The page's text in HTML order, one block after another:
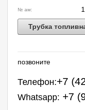
№ ам:
Трубка
позвоните
Телефон:+7
Whatsapp: +7